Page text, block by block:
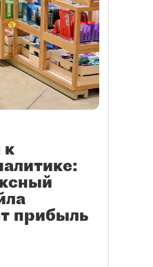
к
прибыль